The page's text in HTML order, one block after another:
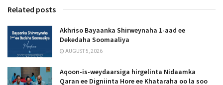
Related posts
Akhriso Bayaanka Shirweynaha 1-aad ee
Dekedaha Soomaaliya
AUGUST 5, 2026
Aqoon-is-weydaarsiga hirgelinta Nidaamka
Qaran ee Digniinta Hore ee Khataraha oo la soo